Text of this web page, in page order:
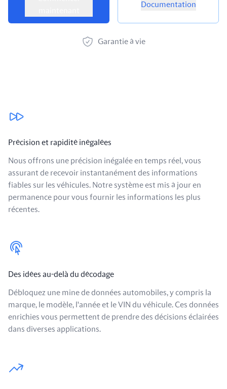
Documentation
Garantie à vie
Nos avantages
Précision et rapidité inégalées
Nous offrons une précision inégalée en temps réel, vous
assurant de recevoir instantanément des informations
fiables sur les véhicules. Notre système est mis à jour en
permanence pour vous fournir les informations les plus
récentes.
Des idées au-delà du décodage
Débloquez une mine de données automobiles, y compris la
marque, le modèle, l'année et le VIN du véhicule. Ces données
enrichies vous permettent de prendre des décisions éclairées
dans diverses applications.